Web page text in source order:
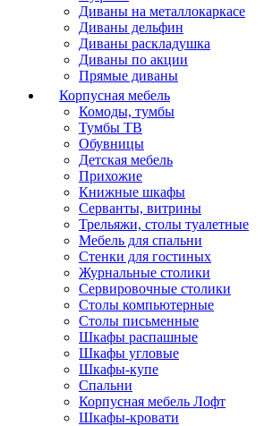
Диваны на металлокаркасе
Диваны дельфин
Диваны раскладушка
Диваны по акции
Прямые диваны
Корпусная мебель
Комоды, тумбы
Тумбы ТВ
Обувницы
Детская мебель
Прихожие
Книжные шкафы
Серванты, витрины
Трельяжи, столы туалетные
Мебель для спальни
Стенки для гостиных
Журнальные столики
Сервировочные столики
Столы компьютерные
Столы письменные
Шкафы распашные
Шкафы угловые
Шкафы-купе
Спальни
Корпусная мебель Лофт
Шкафы-кровати